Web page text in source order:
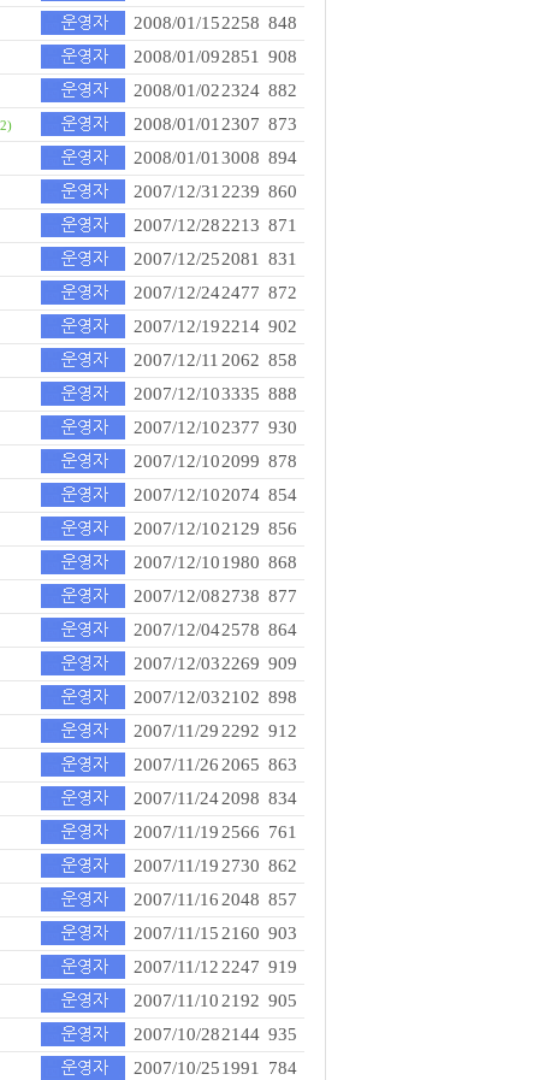
2008/01/152258 848
2008/01/092851
908
2008/01/022324 882
2008/01/01 2307 873
2008/01/01 3008 894
2007/12/31 2239 860
2007/12/282213 871
2007/12/252081
831
2007/12/242477 872
2007/12/192214 902
2007/12/11 2062 858
2007/12/103335 888
2007/12/102377 930
2007/12/102099 878
2007/12/102074 854
2007/12/102129 856
2007/12/101980 868
2007/12/082738 877
2007/12/042578 864
2007/12/032269 909
2007/12/032102 898
2007/11/29 2292 912
2007/11/26 2065 863
2007/11/242098 834
2007/11/19 2566 761
2007/11/19 2730 862
2007/11/16 2048 857
2007/11/15 2160 903
2007/11/12 2247 919
2007/11/10 2192 905
2007/10/282144 935
2007/10/251991 784